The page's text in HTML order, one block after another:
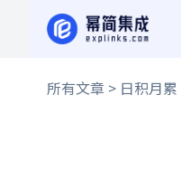
所有文章 > 日积月累